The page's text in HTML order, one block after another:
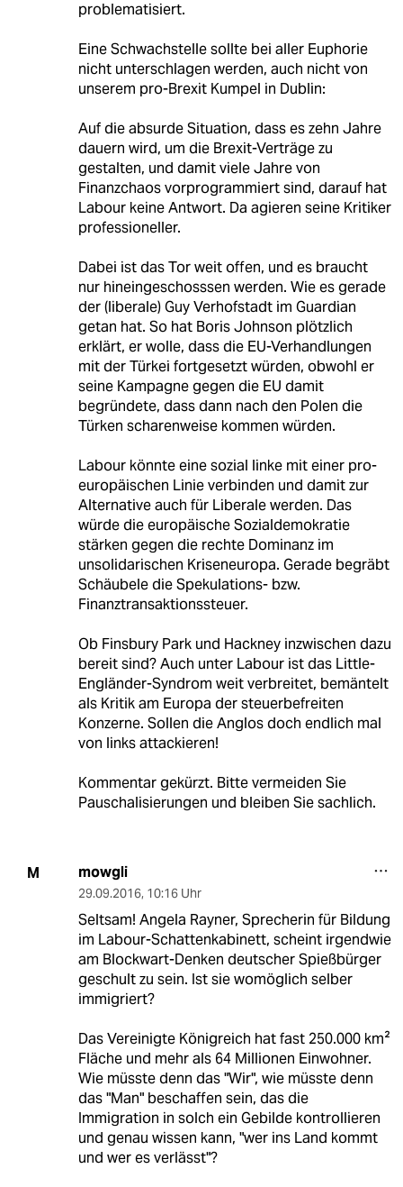
problematisiert.
Eine Schwachstelle sollte bei aller Euphorie
nicht unterschlagen werden, auch nicht von
unserem pro-Brexit Kumpel in Dublin:
Auf die absurde Situation, dass es zehn Jahre
dauern wird, um die Brexit-Verträge zu
gestalten, und damit viele Jahre von
Finanzchaos vorprogrammiert sind, darauf hat
Labour keine Antwort. Da agieren seine Kritiker
professioneller.
Dabei ist das Tor weit offen, und es braucht
nur hineingeschosssen werden. Wie es gerade
der (liberale) Guy Verhofstadt im Guardian
getan hat. So hat Boris Johnson plötzlich
erklärt, er wolle, dass die EU-Verhandlungen
mit der Türkei fortgesetzt würden, obwohl er
seine Kampagne gegen die EU damit
begründete, dass dann nach den Polen die
Türken scharenweise kommen würden.
Labour könnte eine sozial linke mit einer pro-
europäischen Linie verbinden und damit zur
Alternative auch für Liberale werden. Das
würde die europäische Sozialdemokratie
stärken gegen die rechte Dominanz im
unsolidarischen Kriseneuropa. Gerade begräbt
Schäubele die Spekulations- bzw.
Finanztransaktionssteuer.
Ob Finsbury Park und Hackney inzwischen dazu
bereit sind? Auch unter Labour ist das Little-
Engländer-Syndrom weit verbreitet, bemäntelt
als Kritik am Europa der steuerbefreiten
Konzerne. Sollen die Anglos doch endlich mal
von links attackieren!
Kommentar gekürzt. Bitte vermeiden Sie
Pauschalisierungen und bleiben Sie sachlich.
M mowgli
29.09.2016, 10:16 Uhr
Seltsam! Angela Rayner, Sprecherin für Bildung
im Labour-Schattenkabinett, scheint irgendwie
am Blockwart-Denken deutscher Spießbürger
geschult zu sein. Ist sie womöglich selber
immigriert?
Das Vereinigte Königreich hat fast 250.000 km²
Fläche und mehr als 64 Millionen Einwohner.
Wie müsste denn das "Wir", wie müsste denn
das "Man" beschaffen sein, das die
Immigration in solch ein Gebilde kontrollieren
und genau wissen kann, "wer ins Land kommt
und wer es verlässt"?